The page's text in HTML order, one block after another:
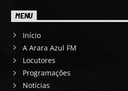
MENU
Início
A Arara Azul FM
Locutores
Programações
Notícias